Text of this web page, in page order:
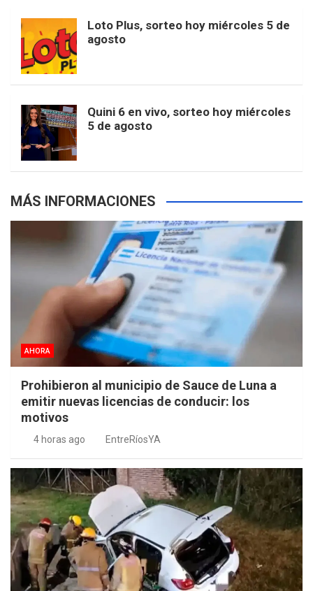
k
e
r
b
Loto Plus, sorteo hoy miércoles 5 de
agosto
Quini 6 en vivo, sorteo hoy miércoles
5 de agosto
MÁS INFORMACIONES
AHORA
Prohibieron al municipio de Sauce de Luna a
emitir nuevas licencias de conducir: los
motivos
4 horas ago EntreRíosYA